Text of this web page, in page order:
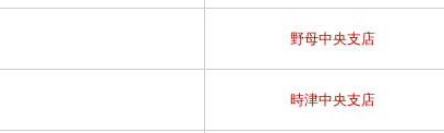
野母中央支店
時津中央支店